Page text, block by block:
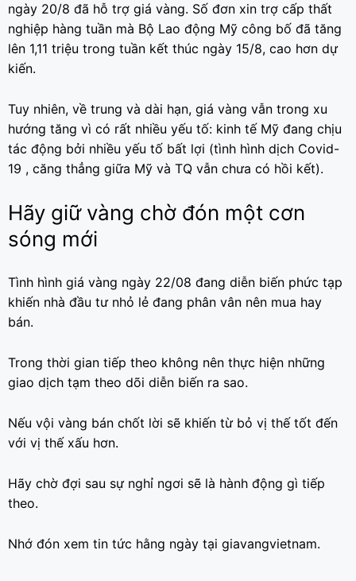
ngày 20/8 đã hỗ trợ giá vàng. Số đơn xin trợ cấp thất
nghiệp hàng tuần mà Bộ Lao động Mỹ công bố đã tăng
lên 1,11 triệu trong tuần kết thúc ngày 15/8, cao hơn dự
kiến.
Tuy nhiên, về trung và dài hạn, giá vàng vẫn trong xu
hướng tăng vì có rất nhiều yếu tố: kinh tế Mỹ đang chịu
tác động bởi nhiều yếu tố bất lợi (tình hình dịch Covid-
19 , căng thẳng giữa Mỹ và TQ vẫn chưa có hồi kết).
Hãy giữ vàng chờ đón một cơn
sóng mới
Tình hình giá vàng ngày 22/08 đang diễn biến phức tạp
khiến nhà đầu tư nhỏ lẻ đang phân vân nên mua hay
bán.
Trong thời gian tiếp theo không nên thực hiện những
giao dịch tạm theo dõi diễn biến ra sao.
Nếu vội vàng bán chốt lời sẽ khiến từ bỏ vị thế tốt đến
với vị thế xấu hơn.
Hãy chờ đợi sau sự nghỉ ngơi sẽ là hành động gì tiếp
theo.
Nhớ đón xem tin tức hằng ngày tại giavangvietnam.